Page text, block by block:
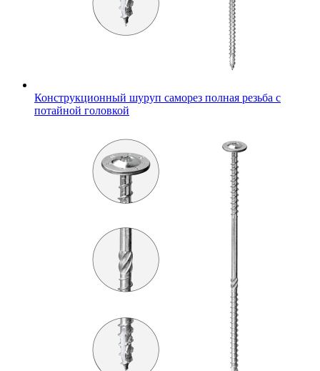
Конструкционный шуруп саморез полная резьба с
потайной головкой